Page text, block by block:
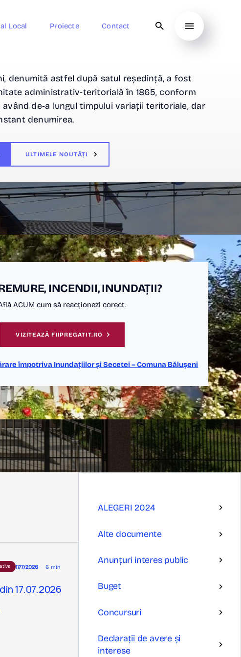
Local Proiecte Contact
denumită astfel după satul reședință, a fost
administrativ-teritorială în 1865, conform
având de-a lungul timpului variații teritoriale, dar
denumirea.
ULTIMELE NOUTĂȚI
INCENDII, INUNDAȚII?
ACUM cum să reacționezi corect.
VIZITEAZĂ FIIPREGATIT.RO
împotriva Inundațiilor și Secetei – Comuna Bălușeni
17/7/2026 6 min
17.07.2026
ALEGERI 2024
Alte documente
Anunțuri interes public
Buget
Concursuri
Declarații de avere și
interese